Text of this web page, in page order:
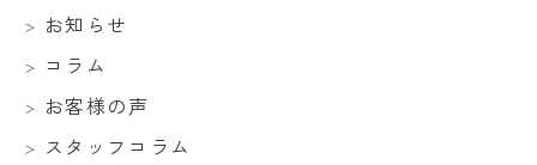
お知らせ
コラム
お客様の声
スタッフコラム